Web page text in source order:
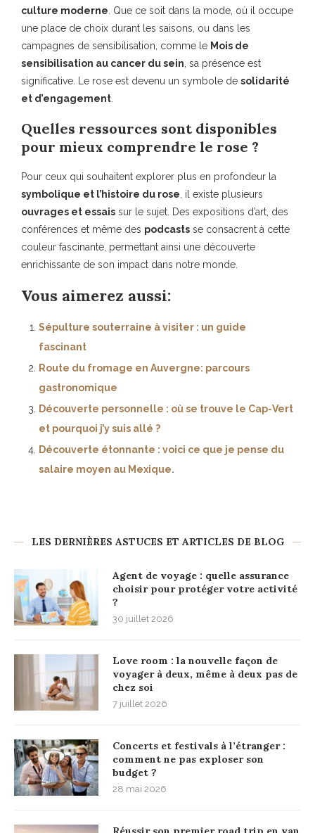
culture moderne. Que ce soit dans la mode, où il occupe
une place de choix durant les saisons, ou dans les
campagnes de sensibilisation, comme le Mois de
sensibilisation au cancer du sein, sa présence est
significative. Le rose est devenu un symbole de solidarité
et d’engagement.
Quelles ressources sont disponibles
pour mieux comprendre le rose ?
Pour ceux qui souhaitent explorer plus en profondeur la
symbolique et l’histoire du rose, il existe plusieurs
ouvrages et essais sur le sujet. Des expositions d’art, des
conférences et même des podcasts se consacrent à cette
couleur fascinante, permettant ainsi une découverte
enrichissante de son impact dans notre monde.
Vous aimerez aussi:
Sépulture souterraine à visiter : un guide
fascinant
Route du fromage en Auvergne: parcours
gastronomique
Découverte personnelle : où se trouve le Cap-Vert
et pourquoi j’y suis allé ?
Découverte étonnante : voici ce que je pense du
salaire moyen au Mexique.
LES DERNIÈRES ASTUCES ET ARTICLES DE BLOG
Agent de voyage : quelle assurance
choisir pour protéger votre activité
?
30 juillet 2026
Love room : la nouvelle façon de
voyager à deux, même à deux pas de
chez soi
7 juillet 2026
Concerts et festivals à l’étranger :
comment ne pas exploser son
budget ?
28 mai 2026